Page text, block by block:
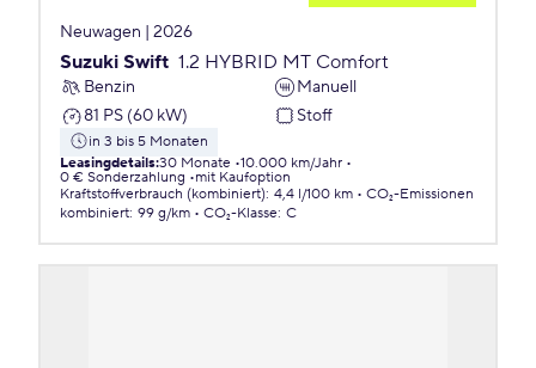
Neuwagen | 2026
Suzuki Swift 1.2 HYBRID MT Comfort
Benzin
Manuell
81 PS (60 kW)
Stoff
in 3 bis 5 Monaten
Leasingdetails:30 Monate 10.000 km/Jahr
0 € Sonderzahlung
mit Kaufoption
Kraftstoffverbrauch (kombiniert): 4,4 l/100 km
CO₂-Emissionen
kombiniert: 99 g/km CO₂-Klasse: C